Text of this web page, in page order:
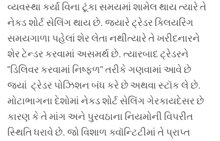
વ્યવસ્થા કર્યા વિના ટૂંકા સમયમાં શામેલ થાય ત્યારે તે
નેક્ડ શોર્ટ સેલિંગ થાય છે. જ્યારે ટ્રેડર ક્લિયરિંગ
સમયગાળા પહેલાં શેર લેતા નથીત્યારે તે ખરીદનારને
શેર ટેન્ડર કરવામાં અસમર્થ છે. ત્યારબાદ ટ્રેડરને
"ડિલિવર કરવામાં નિષ્ફળ" તરીકે ગણવામાં આવે છે
જ્યાં ટ્રેડર પોઝિશન બંધ કરે છે અથવા સ્ટૉક લે છે.
મોટાભાગના દેશોમાં નેક્ડ શોર્ટ સેલિંગ ગેરકાયદેસર છે
કારણ કે તે માંગ અને પુરવઠાના નિયમોની વિપરીત
સ્થિતિ ધરાવે છે. જો વિશાળ ક્વૉન્ટિટીમાં તે પ્રાપ્ત